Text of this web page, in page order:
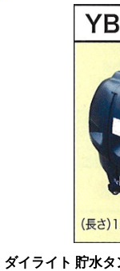
ダイライト 貯水